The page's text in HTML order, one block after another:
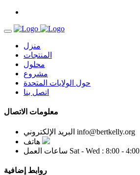
منزل
المنتجات
محلول
مشروع
حول الولايات المتحدة
اتصل بنا
معلومات الاتصال
البريد الإلكتروني info@bertkelly.org
هاتف
ساعات العمل Sat - Wed : 8:00 - 4:00
روابط إضافية